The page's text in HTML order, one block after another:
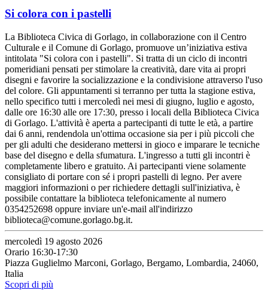
Si colora con i pastelli
La Biblioteca Civica di Gorlago, in collaborazione con il Centro
Culturale e il Comune di Gorlago, promuove un’iniziativa estiva
intitolata "Si colora con i pastelli". Si tratta di un ciclo di incontri
pomeridiani pensati per stimolare la creatività, dare vita ai propri
disegni e favorire la socializzazione e la condivisione attraverso l'uso
del colore. Gli appuntamenti si terranno per tutta la stagione estiva,
nello specifico tutti i mercoledì nei mesi di giugno, luglio e agosto,
dalle ore 16:30 alle ore 17:30, presso i locali della Biblioteca Civica
di Gorlago. L'attività è aperta a partecipanti di tutte le età, a partire
dai 6 anni, rendendola un'ottima occasione sia per i più piccoli che
per gli adulti che desiderano mettersi in gioco e imparare le tecniche
base del disegno e della sfumatura. L'ingresso a tutti gli incontri è
completamente libero e gratuito. Ai partecipanti viene solamente
consigliato di portare con sé i propri pastelli di legno. Per avere
maggiori informazioni o per richiedere dettagli sull'iniziativa, è
possibile contattare la biblioteca telefonicamente al numero
0354252698 oppure inviare un'e-mail all'indirizzo
biblioteca@comune.gorlago.bg.it.
mercoledì 19 agosto 2026
Orario 16:30-17:30
Piazza Guglielmo Marconi, Gorlago, Bergamo, Lombardia, 24060,
Italia
Scopri di più